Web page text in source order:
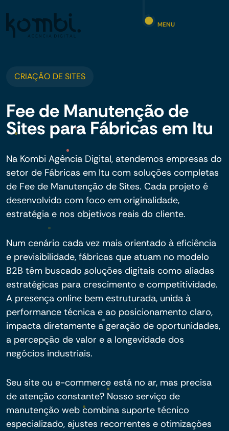
MENU
CRIAÇÃO DE SITES
Fee de Manutenção de
Sites para Fábricas em Itu
Na Kombi Agência Digital, atendemos empresas do
setor de Fábricas em Itu com soluções completas
de Fee de Manutenção de Sites. Cada projeto é
desenvolvido com foco em originalidade,
estratégia e nos objetivos reais do cliente.
Num cenário cada vez mais orientado à eficiência
e previsibilidade, fábricas que atuam no modelo
B2B têm buscado soluções digitais como aliadas
estratégicas para crescimento e competitividade.
A presença online bem estruturada, unida à
performance técnica e ao posicionamento claro,
impacta diretamente a geração de oportunidades,
a percepção de valor e a longevidade dos
negócios industriais.
Seu site ou e-commerce está no ar, mas precisa
de atenção constante? Nosso serviço de
manutenção web combina suporte técnico
especializado, ajustes recorrentes e otimizações